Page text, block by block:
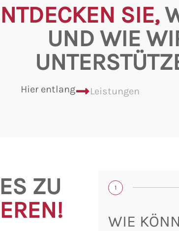
SIE,
UND WIE
Hier entlang Leistungen
ZU
1
WIE